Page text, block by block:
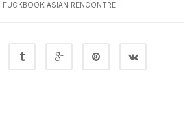
FUCKBOOK ASIAN RENCONTRE